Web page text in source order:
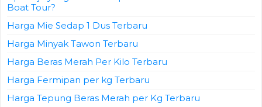
Boat Tour?
Harga Mie Sedap 1 Dus Terbaru
Harga Minyak Tawon Terbaru
Harga Beras Merah Per Kilo Terbaru
Harga Fermipan per kg Terbaru
Harga Tepung Beras Merah per Kg Terbaru